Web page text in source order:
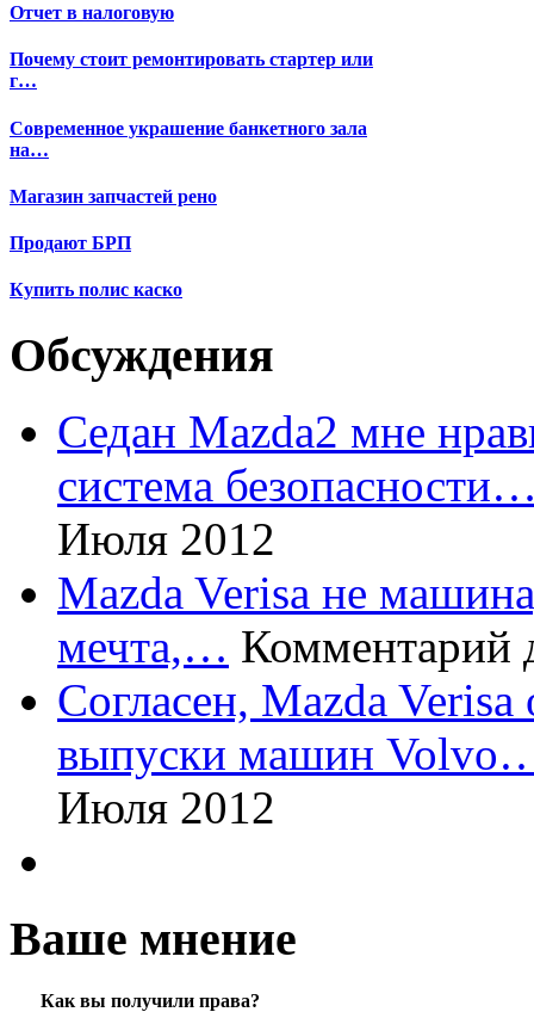
Отчет в налоговую
Почему стоит ремонтировать стартер или
г…
Современное украшение банкетного зала
на…
Магазин запчастей рено
Продают БРП
Купить полис каско
Обсуждения
Седан Mazda2 мне
система
Июля 2012
Mazda Verisa не
мечта,… Комментарий
Согласен, Mazda
выпуски машин
Июля 2012
Ваше мнение
Как вы получили права?